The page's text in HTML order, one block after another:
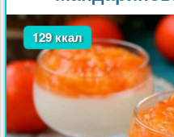
129 ккал